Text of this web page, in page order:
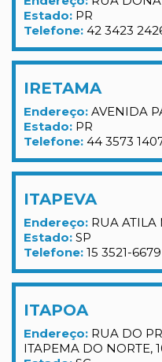
Estado: PR
Telefone: 42 3423
IRETAMA
Endereço: AVENIDA
Estado: PR
Telefone: 44 3573
ITAPEVA
Endereço: RUA
Estado: SP
Telefone: 15 3521-6679
ITAPOA
Endereço: RUA DO
ITAPEMA DO NORTE,